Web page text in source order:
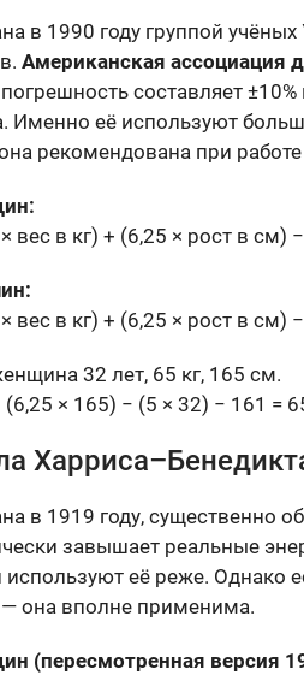
в 1990 году группой
Американская ассоциация
составляет
Именно её используют
рекомендована при
вес в кг) + (6,25 × рост в см)
вес в кг) + (6,25 × рост в см)
32 лет, 65 кг, 165 см.
(6,25 × 165) − (5 × 32) − 161 =
в 1919 году,
завышает реальные
используют её реже. Однако
она вполне применима.
(пересмотренная версия